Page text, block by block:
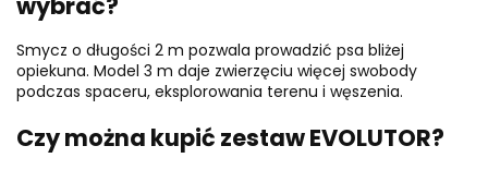
Smycz o długości 2 m pozwala prowadzić psa bliżej
opiekuna. Model 3 m daje zwierzęciu więcej swobody
podczas spaceru, eksplorowania terenu i węszenia.
Czy można kupić zestaw EVOLUTOR?